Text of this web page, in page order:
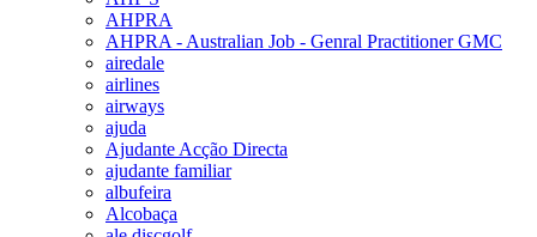
AHPRA
AHPRA - Australian Job - Genral Practitioner GMC
airedale
airlines
airways
ajuda
Ajudante Acção Directa
ajudante familiar
albufeira
Alcobaça